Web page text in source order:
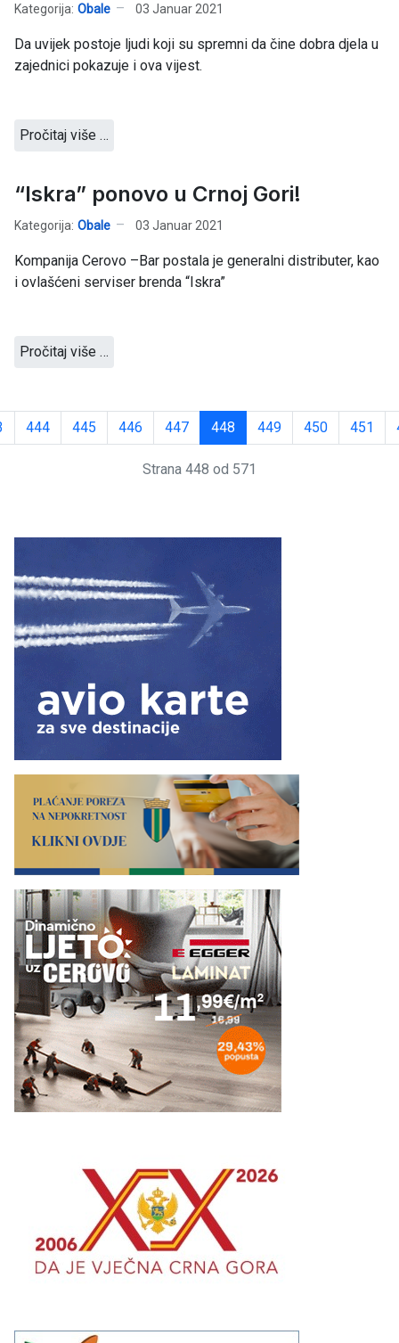
Kategorija: Obale 03 Januar 2021
Da uvijek postoje ljudi koji su spremni da čine dobra djela u
zajednici pokazuje i ova vijest.
Pročitaj više …
“Iskra” ponovo u Crnoj Gori!
Kategorija: Obale 03 Januar 2021
Kompanija Cerovo –Bar postala je generalni distributer, kao
i ovlašćeni serviser brenda “Iskra”
Pročitaj više …
444 445 446 447 448 449 450 451
Strana 448 od 571